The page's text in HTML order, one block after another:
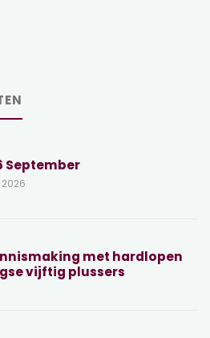
September
2026
met hardlopen
vijftig plussers